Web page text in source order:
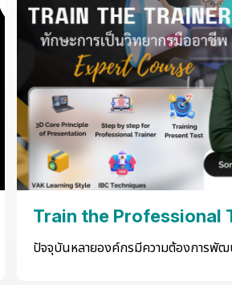
Train the Professional
ปัจจุบันหลายองค์กรมีความต้องการพัฒ